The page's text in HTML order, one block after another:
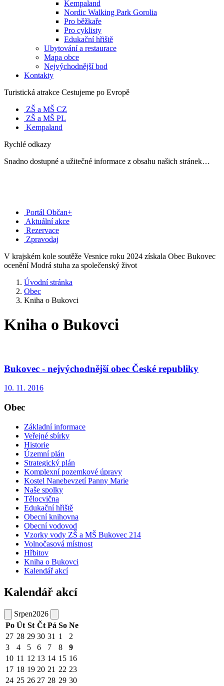
Kempaland
Nordic Walking Park Gorolia
Pro běžkaře
Pro cyklisty
Edukační hřiště
Ubytování a restaurace
Mapa obce
Nejvýchodnější bod
Kontakty
Turistická atrakce Cestujeme po Evropě
ZŠ a MŠ CZ
ZŠ a MŠ PL
Kempaland
Rychlé odkazy
Snadno dostupné a užitečné informace z obsahu našich stránek…
Portál Občan+
Aktuální akce
Rezervace
Zpravodaj
V krajském kole soutěže Vesnice roku 2024 získala Obec Bukovec
ocenění Modrá stuha za společenský život
Úvodní stránka
Obec
Kniha o Bukovci
Kniha o Bukovci
Bukovec - nejvýchodnější obec České republiky
10. 11. 2016
Obec
Základní informace
Veřejné sbírky
Historie
Územní plán
Strategický plán
Komplexní pozemkové úpravy
Kostel Nanebevzetí Panny Marie
Naše spolky
Tělocvična
Edukační hřiště
Obecní knihovna
Obecní vodovod
Vzorky vody ZŠ a MŠ Bukovec 214
Volnočasová místnost
Hřbitov
Kniha o Bukovci
Kalendář akcí
Kalendář akcí
Srpen2026
Po Út St Čt Pá So Ne
27 28 29 30 31 1
2
3
4 5 6 7 8
9
10 11 12 13 14 15 16
17 18 19 20 21 22 23
24 25 26 27 28 29 30